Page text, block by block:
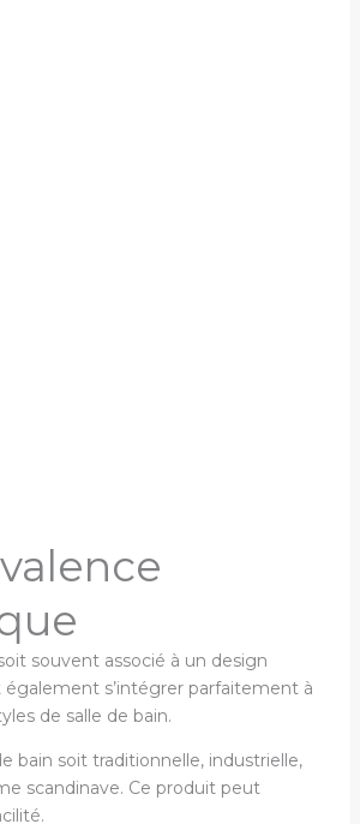
souvent associé à un design
s’intégrer parfaitement à
de salle de bain.
bain soit traditionnelle, industrielle,
scandinave. Ce produit peut